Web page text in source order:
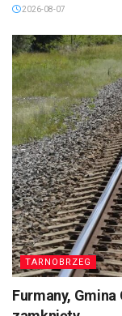
2026-08-07
TARNOBRZEG
Furmany,